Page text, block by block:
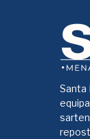
Santa